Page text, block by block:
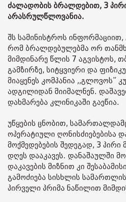
ძალადობის ბრალდებით, 3
არასრულწლოვანია.
შს სამინისტროს
რომ ბრალდებულებმა ორ
მიმდინარე წლის 7 აგვისტოს,
გამზირზე, სიტყვიერი და
მიაყენეს კომპანია ,,გლოვოს”
ადგილიდან მიიმალნენ.
დახმარება კლინიკაში გაეწია.
უწყების ცნობით,
ოპერატიული ღონისძიებებისა
მოქმედებების შედეგად, 3
დღეს დააკავეს. დანაშაულში
დაკავების მიზნით კი
გამოძიება სისხლის
პირველი პრიმა ნაწილით